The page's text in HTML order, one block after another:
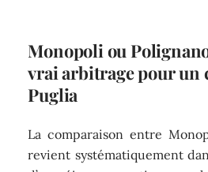
Monopoli ou
vrai arbitrage pour un
Puglia
La comparaison entre
revient systématiquement